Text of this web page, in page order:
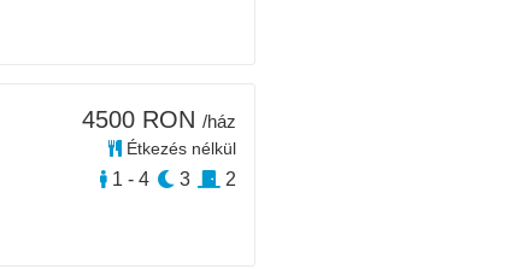
4500 RON /ház
Étkezés nélkül
1 - 4 3 2